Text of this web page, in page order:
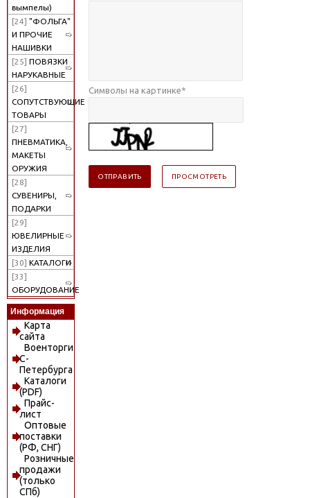
вымпелы)
[24] "ФОЛЬГА"
И ПРОЧИЕ
НАШИВКИ
[25] ПОВЯЗКИ
НАРУКАВНЫЕ
[26]
СОПУТСТВУЮЩИЕ
ТОВАРЫ
[27]
ПНЕВМАТИКА,
МАКЕТЫ
ОРУЖИЯ
[28]
СУВЕНИРЫ,
ПОДАРКИ
[29]
ЮВЕЛИРНЫЕ
ИЗДЕЛИЯ
[30] КАТАЛОГИ
[33]
ОБОРУДОВАНИЕ
Информация
Карта
сайта
Военторги
С-
Петербурга
Каталоги
(PDF)
Прайс-
лист
Оптовые
поставки
(РФ, СНГ)
Розничные
продажи
(только
СПб)
Символы на картинке*